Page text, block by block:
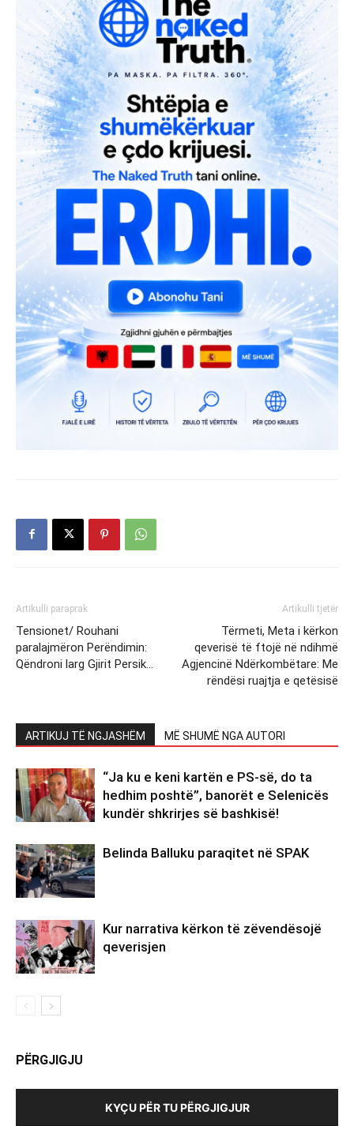
Artikulli paraprak
Tensionet/ Rouhani
paralajmëron Perëndimin:
Qëndroni larg Gjirit Persik…
Artikulli tjetër
Tërmeti, Meta i kërkon
qeverisë të ftojë në ndihmë
Agjencinë Ndërkombëtare: Me
rëndësi ruajtja e qetësisë
ARTIKUJ TË NGJASHËM MË SHUMË NGA AUTORI
“Ja ku e keni kartën e PS-së, do ta
hedhim poshtë”, banorët e Selenicës
kundër shkrirjes së bashkisë!
Belinda Balluku paraqitet në SPAK
Kur narrativa kërkon të zëvendësojë
qeverisjen
PËRGJIGJU
KYÇU PËR TU PËRGJIGJUR